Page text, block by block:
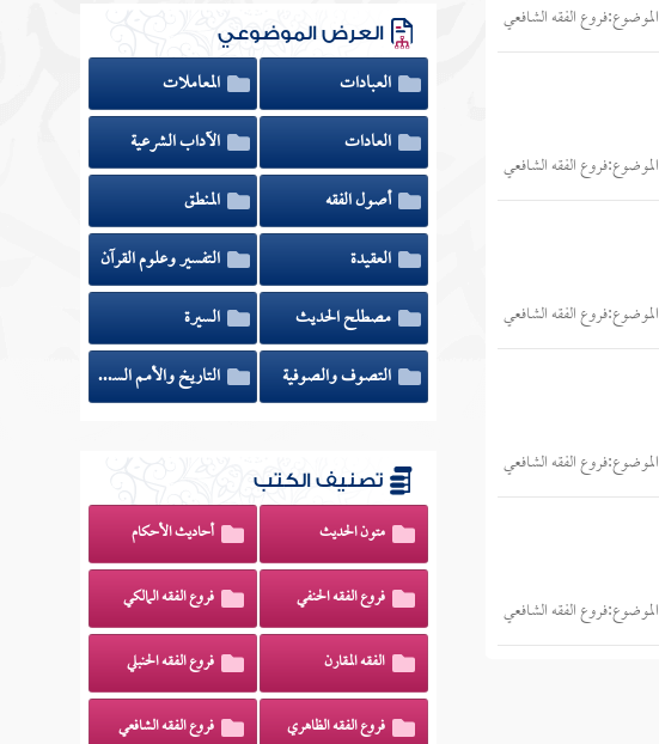
الموضوع:فروع الفقه الشافعي
الموضوع:فروع الفقه الشافعي
الموضوع:فروع الفقه الشافعي
الموضوع:فروع الفقه الشافعي
الموضوع:فروع الفقه الشافعي
العرض الموضوعي
العبادات
المعاملات
العادات
الآداب الشرعية
أصول الفقه
المنطق
العقيدة
التفسير وعلوم القرآن
مصطلح الحديث
السيرة
التصوف والصوفية
التاريخ والأمم السابقة
تصنيف الكتب
متون الحديث أحاديث الأحكام
فروع الفقه الحنفي فروع الفقه المالكي
الفقه المقارن فروع الفقه الحنبلي
فروع الفقه الظاهري فروع الفقه الشافعي